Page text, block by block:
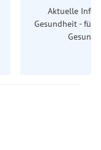
Aktuelle
Gesundheit - für